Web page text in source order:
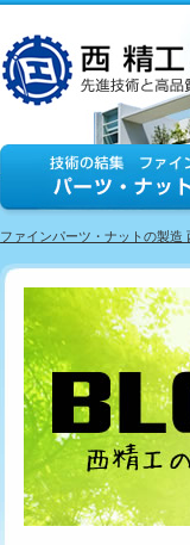
ファインパーツ・ナットの製造